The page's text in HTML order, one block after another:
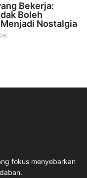
Bekerja:
Boleh
Nostalgia
fokus menyebarkan